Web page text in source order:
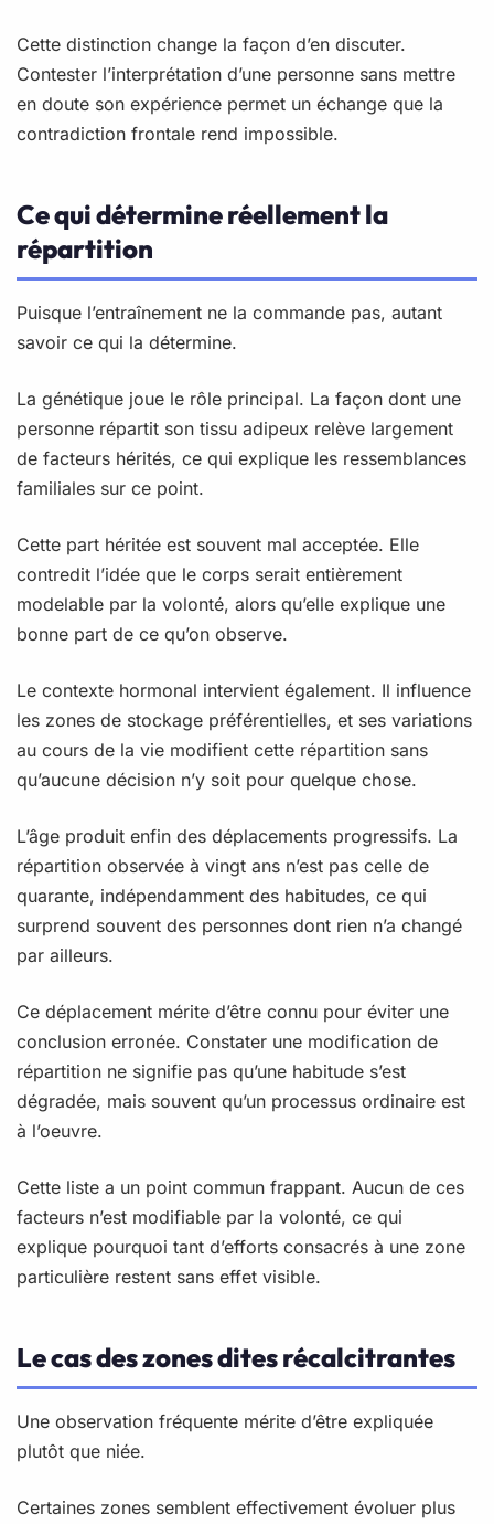
Cette distinction change la façon d’en discuter.
Contester l’interprétation d’une personne sans mettre
en doute son expérience permet un échange que la
contradiction frontale rend impossible.
Ce qui détermine réellement la
répartition
Puisque l’entraînement ne la commande pas, autant
savoir ce qui la détermine.
La génétique joue le rôle principal. La façon dont une
personne répartit son tissu adipeux relève largement
de facteurs hérités, ce qui explique les ressemblances
familiales sur ce point.
Cette part héritée est souvent mal acceptée. Elle
contredit l’idée que le corps serait entièrement
modelable par la volonté, alors qu’elle explique une
bonne part de ce qu’on observe.
Le contexte hormonal intervient également. Il influence
les zones de stockage préférentielles, et ses variations
au cours de la vie modifient cette répartition sans
qu’aucune décision n’y soit pour quelque chose.
L’âge produit enfin des déplacements progressifs. La
répartition observée à vingt ans n’est pas celle de
quarante, indépendamment des habitudes, ce qui
surprend souvent des personnes dont rien n’a changé
par ailleurs.
Ce déplacement mérite d’être connu pour éviter une
conclusion erronée. Constater une modification de
répartition ne signifie pas qu’une habitude s’est
dégradée, mais souvent qu’un processus ordinaire est
à l’oeuvre.
Cette liste a un point commun frappant. Aucun de ces
facteurs n’est modifiable par la volonté, ce qui
explique pourquoi tant d’efforts consacrés à une zone
particulière restent sans effet visible.
Le cas des zones dites récalcitrantes
Une observation fréquente mérite d’être expliquée
plutôt que niée.
Certaines zones semblent effectivement évoluer plus